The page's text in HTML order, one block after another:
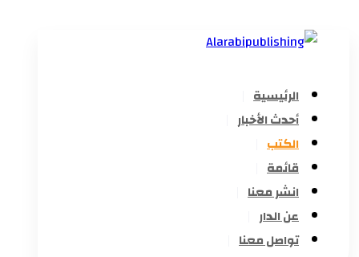
الرئيسية
أحدث الأخبار
الكتب
قائمة
انشر معنا
عن الدار
تواصل معنا